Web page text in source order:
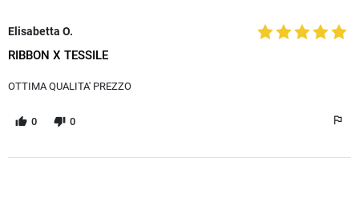
Elisabetta O.
RIBBON X TESSILE
OTTIMA QUALITA' PREZZO
0 0